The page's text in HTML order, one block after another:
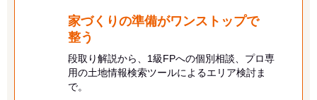
家づくりの準備がワンストップで
整う
段取り解説から、1級FPへの個別相談、プロ専
用の土地情報検索ツールによるエリア検討ま
で。